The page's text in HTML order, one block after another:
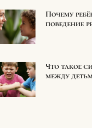
Почему
поведение
Что такое
между